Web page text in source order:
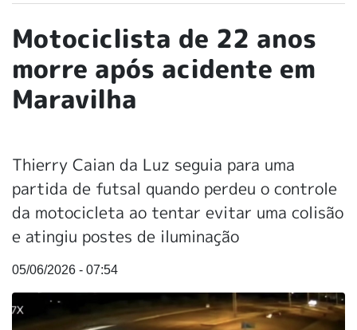
Motociclista de 22 anos
morre após acidente em
Maravilha
Thierry Caian da Luz seguia para uma
partida de futsal quando perdeu o controle
da motocicleta ao tentar evitar uma colisão
e atingiu postes de iluminação
05/06/2026 - 07:54